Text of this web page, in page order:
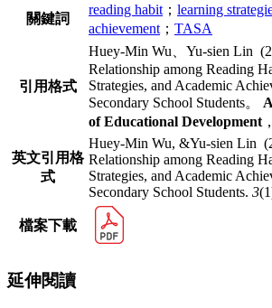
關鍵詞
reading habit ； learning
achievement ； TASA
引用格式
Huey-Min Wu、Yu-sien Lin
Relationship among Reading
Strategies, and Academic
Secondary School Students。
of Educational Development ，
英文引用格
式
Huey-Min Wu, &Yu-sien Lin
Relationship among Reading
Strategies, and Academic
Secondary School Students. 3
檔案下載
延伸閱讀